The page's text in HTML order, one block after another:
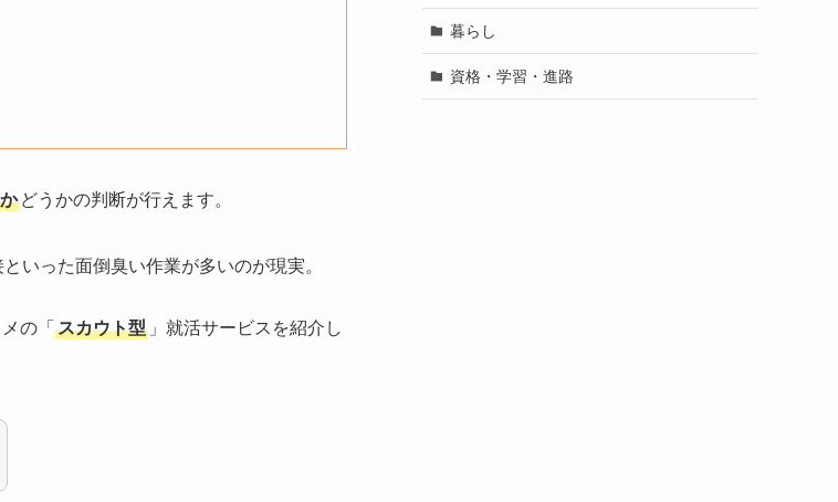
どうかの判断が行えます。
いった面倒臭い作業が多いのが現実。
の「 スカウト型 」就活サービスを紹介し
暮らし
資格・学習・進路